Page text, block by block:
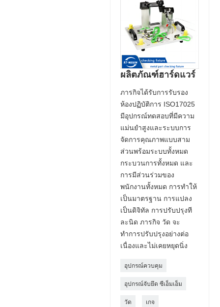
ผลิตภัณฑ์ฮาร์ดแวร์
ภารกิจได้รับการรับรอง
ห้องปฏิบัติการ ISO17025
มีอุปกรณ์ทดสอบที่มีความ
แม่นยำสูงและระบบการ
จัดการคุณภาพแบบสาม
ส่วนพร้อมระบบทั้งหมด
กระบวนการทั้งหมด และ
การมีส่วนร่วมของ
พนักงานทั้งหมด การทำให้
เป็นมาตรฐาน การแปลง
เป็นดิจิทัล การปรับปรุงที
ละนิด ภารกิจ วัด จะ
ทำการปรับปรุงอย่างต่อ
เนื่องและไม่เคยหยุดนิ่ง
อุปกรณ์ควบคุม
อุปกรณ์จับยึด ซีเอ็มเอ็ม
วัด เกจ